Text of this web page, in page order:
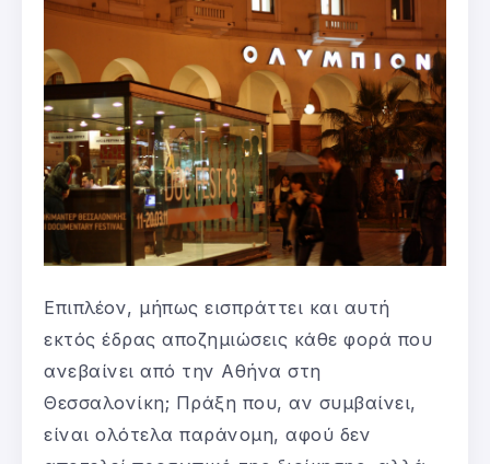
Επιπλέον, μήπως εισπράττει και αυτή
εκτός έδρας αποζημιώσεις κάθε φορά που
ανεβαίνει από την Αθήνα στη
Θεσσαλονίκη; Πράξη που, αν συμβαίνει,
είναι ολότελα παράνομη, αφού δεν